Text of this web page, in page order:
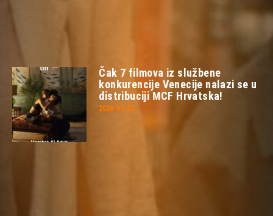
Čak 7 filmova iz službene
konkurencije Venecije nalazi se u
distribuciji MCF Hrvatska!
2026-07-23